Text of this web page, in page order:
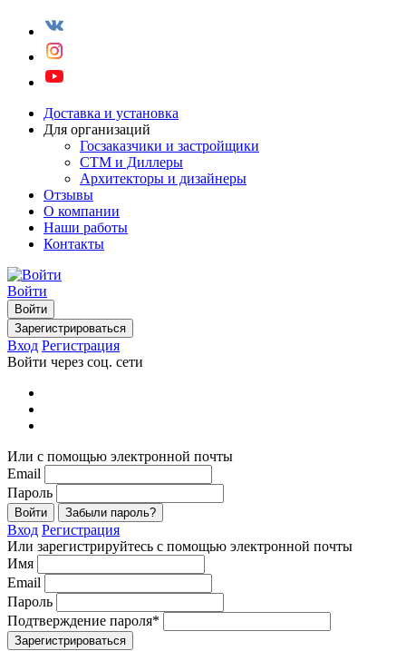
Доставка и установка
Для организаций
Госзаказчики и застройщики
СТМ и Диллеры
Архитекторы и дизайнеры
Отзывы
О компании
Наши работы
Контакты
Войти
Войти
Зарегистрироваться
Вход Регистрация
Войти через соц. сети
Или с помощью электронной почты
Email
Пароль
Войти Забыли пароль?
Вход Регистрация
Или зарегистрируйтесь с помощью электронной почты
Имя
Email
Пароль
Подтверждение пароля*
Зарегистрироваться